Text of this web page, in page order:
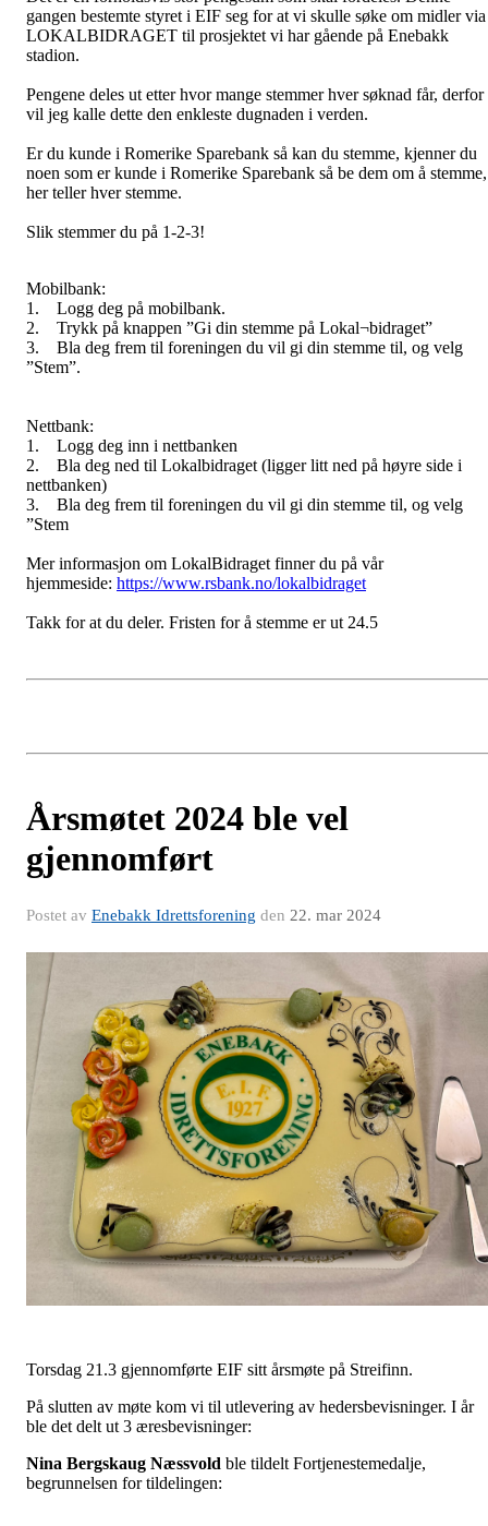
gangen bestemte styret i EIF seg for at vi skulle søke om midler via
LOKALBIDRAGET til prosjektet vi har gående på Enebakk
stadion.
Pengene deles ut etter hvor mange stemmer hver søknad får, derfor
vil jeg kalle dette den enkleste dugnaden i verden.
Er du kunde i Romerike Sparebank så kan du stemme, kjenner du
noen som er kunde i Romerike Sparebank så be dem om å stemme,
her teller hver stemme.
Slik stemmer du på 1-2-3!
Mobilbank:
1. Logg deg på mobilbank.
2. Trykk på knappen ”Gi din stemme på Lokal¬bidraget”
3. Bla deg frem til foreningen du vil gi din stemme til, og velg
”Stem”.
Nettbank:
1. Logg deg inn i nettbanken
2. Bla deg ned til Lokalbidraget (ligger litt ned på høyre side i
nettbanken)
3. Bla deg frem til foreningen du vil gi din stemme til, og velg
”Stem
Mer informasjon om LokalBidraget finner du på vår
hjemmeside: https://www.rsbank.no/lokalbidraget
Takk for at du deler. Fristen for å stemme er ut 24.5
Årsmøtet 2024 ble vel
gjennomført
Postet av Enebakk Idrettsforening den 22. mar 2024
Torsdag 21.3 gjennomførte EIF sitt årsmøte på Streifinn.
På slutten av møte kom vi til utlevering av hedersbevisninger. I år
ble det delt ut 3 æresbevisninger:
Nina Bergskaug Næssvold ble tildelt Fortjenestemedalje,
begrunnelsen for tildelingen: